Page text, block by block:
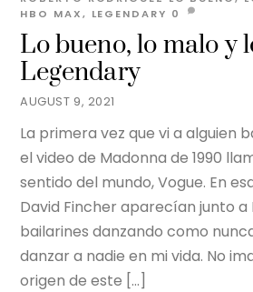
AUGUST 9, 2021
Lo bueno, lo malo y
Legendary
HBO MAX, LEGENDARY 0
La primera vez que vi a alguien
el video de Madonna de 1990
sentido del mundo, Vogue. En
David Fincher aparecían junto a
bailarines danzando como
danzar a nadie en mi vida. No
origen de este […]